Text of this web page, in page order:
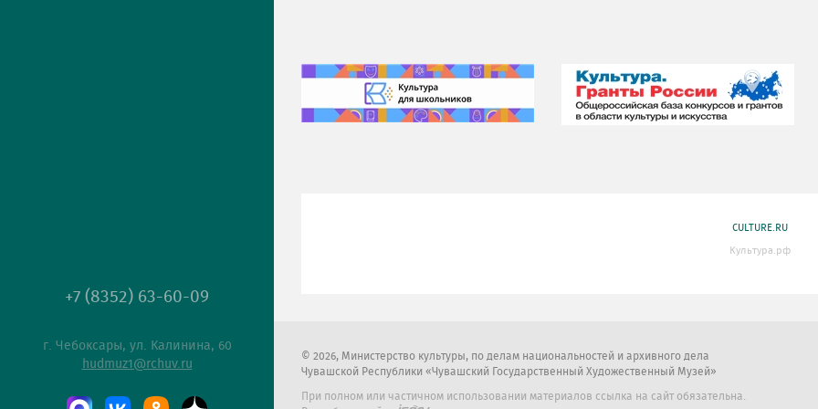
+7 (8352) 63-60-09
г. Чебоксары, ул. Калинина, 60
hudmuz1@rchuv.ru
CULTURE.RU
Культура.рф
2026, Министерство культуры, по делам национальностей и архивного дела
Чувашской Республики «Чувашский Государственный Художественный Музей»
При полном или частичном использовании материалов ссылка на сайт обязательна.